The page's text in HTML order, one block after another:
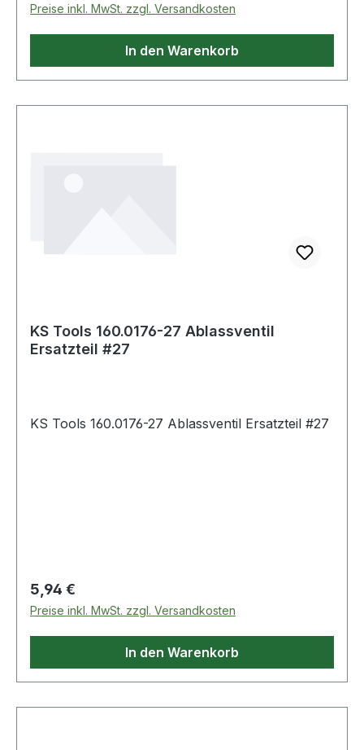
Preise inkl. MwSt. zzgl. Versandkosten
In den Warenkorb
KS Tools 160.0176-27 Ablassventil
Ersatzteil #27
KS Tools 160.0176-27 Ablassventil Ersatzteil #27
Regulärer Preis:
5,94 €
Preise inkl. MwSt. zzgl. Versandkosten
In den Warenkorb